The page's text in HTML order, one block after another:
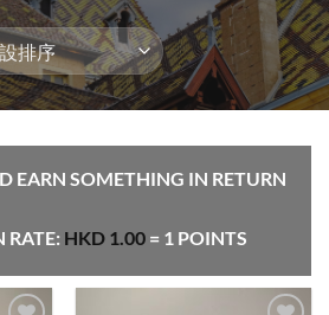
EARN SOMETHING IN RETURN
RATE: HKD 1.00= 1 POINTS